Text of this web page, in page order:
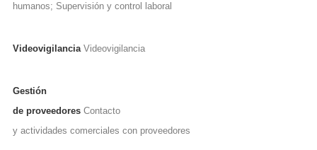
humanos; Supervisión y control laboral
VideovigilanciaVideovigilancia
Gestión
de proveedores Contacto
y actividades comerciales con proveedores